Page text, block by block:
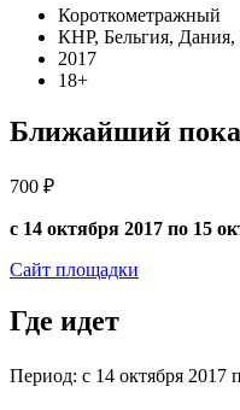
Короткометражный
КНР, Бельгия,
2017
18+
Ближайший
700 ₽
с 14 октября 2017 по 15
Сайт площадки
Где идет
Период: с 14 октября 2017